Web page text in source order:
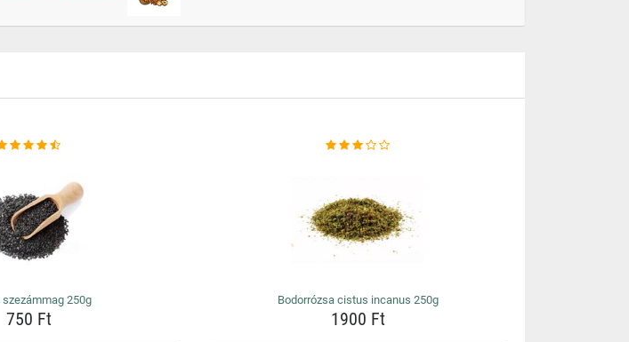
szezámmag 250g
750 Ft
Bodorrózsa cistus incanus 250g
1900 Ft